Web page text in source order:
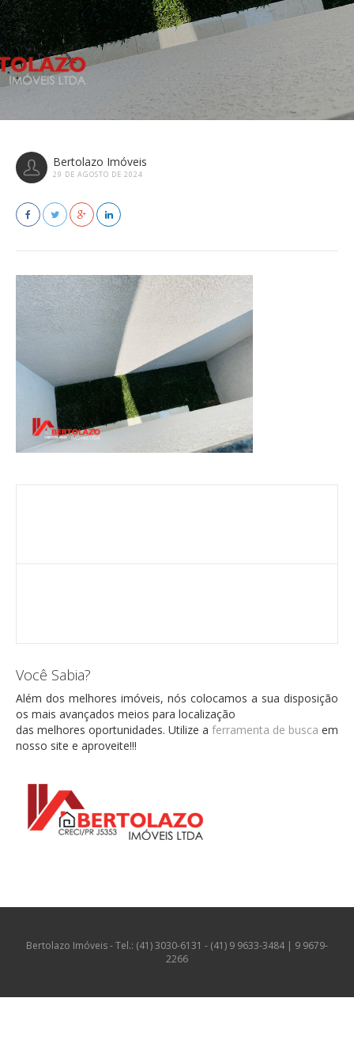
Bertolazo Imóveis
29 DE AGOSTO DE 2024
Você Sabia?
Além dos melhores imóveis, nós colocamos a sua disposição
os mais avançados meios para localização
das melhores oportunidades. Utilize a ferramenta de busca em
nosso site e aproveite!!!
Bertolazo Imóveis - Tel.: (41) 3030-6131 - (41) 9 9633-3484 | 9 9679-
2266